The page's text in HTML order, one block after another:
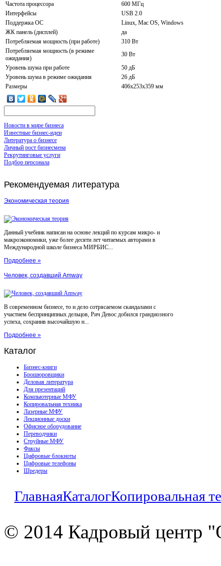
Частота процессора
600 МГц
Интерфейсы
USB 2.0
Поддержка ОС
Linux, Mac OS, Windows
ЖК панель (дисплей)
да
Потребляемая мощность (при работе)
310 Вт
Потребляемая мощность (в режиме
ожидания)
30 Вт
Уровень шума при работе
50 дБ
Уровень шума в режиме ожидания
26 дБ
Размеры
406x253x359 мм
Новости в мире бизнеса
Известные бизнес-идеи
Литература о бизнесе
Личный рост бизнесмена
Рекрутинговые услуги
Подбор персонала
Рекомендуемая литература
Экономическая теория
Данный учебник написан на основе лекций по курсам микро- и
макроэкономики, уже более десяти лет читаемых авторами в
Международной школе бизнеса МИРБИС...
Подробнее »
Человек, создавший Amway
В современном бизнесе, то и дело сотрясаемом скандалами с
участием беспринципных дельцов, Рич Девос добился грандиозного
успеха, сохранив высочайшую н...
Подробнее »
Каталог
Бизнес-книги
Брошюровщики
Деловая литература
Для презентаций
Компьютерные МФУ
Копировальная техника
Лазерные МФУ
Лекционные доски
Офисное оборудование
Переводчики
Струйные МФУ
Факсы
Цифровые блокноты
Цифровые телефоны
Шредеры
ГлавнаяКаталогКопировальная
© 2014 Кадровый центр